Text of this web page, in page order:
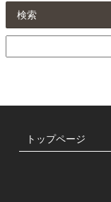
せ
検索
索:
トップページ